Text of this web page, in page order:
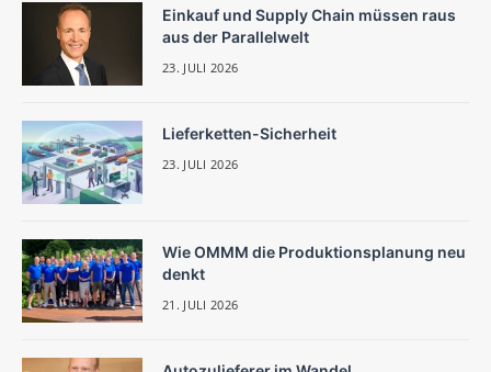
Einkauf und Supply Chain müssen raus
aus der Parallelwelt
23. JULI 2026
Lieferketten-Sicherheit
23. JULI 2026
Wie OMMM die Produktionsplanung neu
denkt
21. JULI 2026